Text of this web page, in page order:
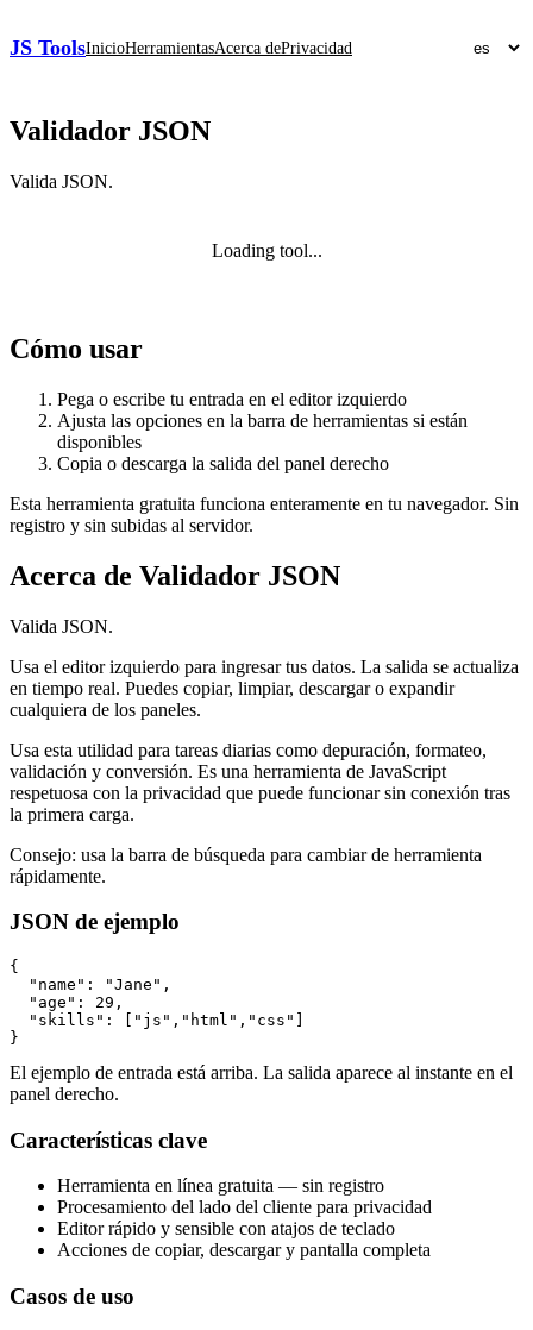
JS ToolsInicioHerramientasAcerca dePrivacidad
Validador JSON
Valida JSON.
Loading tool...
Cómo usar
Pega o escribe tu entrada en el editor izquierdo
Ajusta las opciones en la barra de herramientas si están
disponibles
Copia o descarga la salida del panel derecho
Esta herramienta gratuita funciona enteramente en tu navegador. Sin
registro y sin subidas al servidor.
Acerca de Validador JSON
Valida JSON.
Usa el editor izquierdo para ingresar tus datos. La salida se actualiza
en tiempo real. Puedes copiar, limpiar, descargar o expandir
cualquiera de los paneles.
Usa esta utilidad para tareas diarias como depuración, formateo,
validación y conversión. Es una herramienta de JavaScript
respetuosa con la privacidad que puede funcionar sin conexión tras
la primera carga.
Consejo: usa la barra de búsqueda para cambiar de herramienta
rápidamente.
JSON de ejemplo
{
  "name": "Jane",
  "age": 29,
  "skills": ["js","html","css"]
}
El ejemplo de entrada está arriba. La salida aparece al instante en el
panel derecho.
Características clave
Herramienta en línea gratuita — sin registro
Procesamiento del lado del cliente para privacidad
Editor rápido y sensible con atajos de teclado
Acciones de copiar, descargar y pantalla completa
Casos de uso